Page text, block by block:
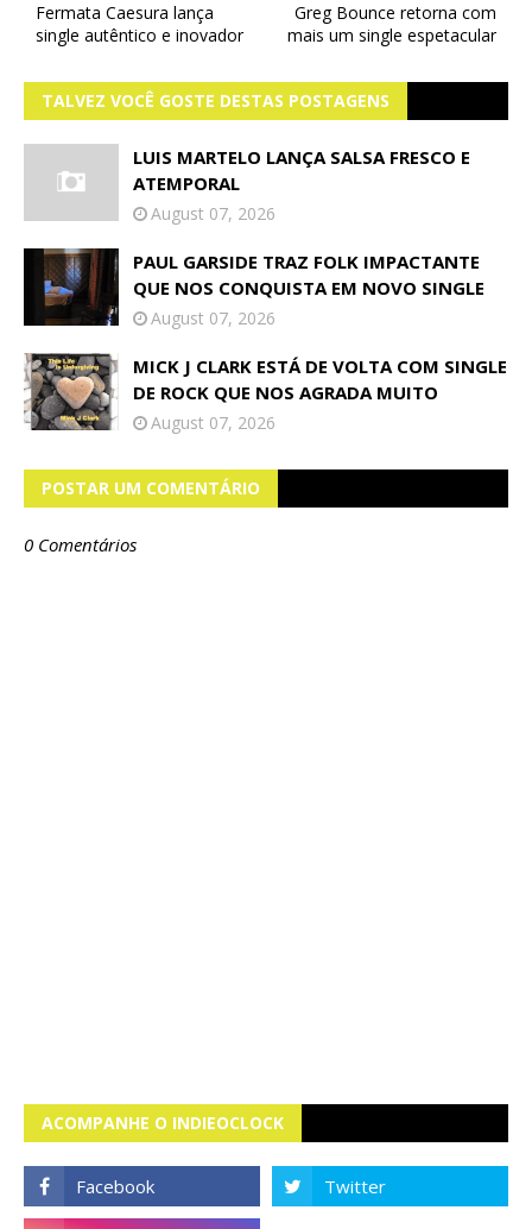
Greg Bounce retorna com
mais um single espetacular
Fermata Caesura lança
single autêntico e inovador
TALVEZ VOCÊ GOSTE DESTAS POSTAGENS
LUIS MARTELO LANÇA SALSA FRESCO E
ATEMPORAL
August 07, 2026
PAUL GARSIDE TRAZ FOLK IMPACTANTE
QUE NOS CONQUISTA EM NOVO SINGLE
August 07, 2026
MICK J CLARK ESTÁ DE VOLTA COM SINGLE
DE ROCK QUE NOS AGRADA MUITO
August 07, 2026
POSTAR UM COMENTÁRIO
0 Comentários
ACOMPANHE O INDIEOCLOCK